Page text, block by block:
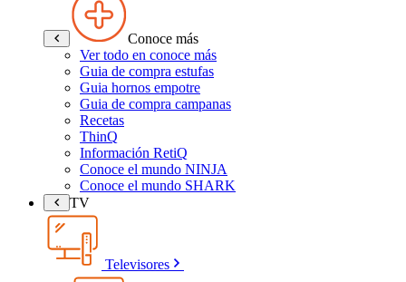
Conoce más
Ver todo en conoce más
Guia de compra estufas
Guia hornos empotre
Guia de compra campanas
Recetas
ThinQ
Información RetiQ
Conoce el mundo NINJA
Conoce el mundo SHARK
TV
Televisores